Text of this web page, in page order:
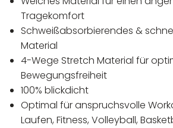
Tragekomfort
Schweißabsorbierendes &
Material
4-Wege Stretch Material für
Bewegungsfreiheit
100% blickdicht
Optimal für anspruchsvolle
Laufen, Fitness, Volleyball,